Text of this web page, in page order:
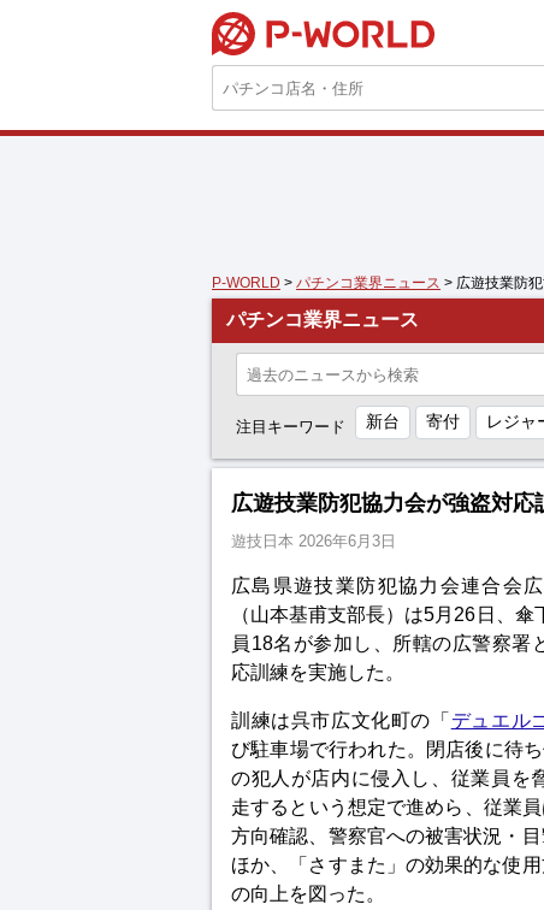
P-WORLD > パチンコ業界ニュース > 広遊技業防
パチンコ業界ニュース
注目キーワード 新台 寄付 レジャ
広遊技業防犯協力会が強盗対
遊技日本 2026年6月3日
広島県遊技業防犯協力会連合会
（山本基甫支部長）は5月26日、
員18名が参加し、所轄の広警察署
応訓練を実施した。
訓練は呉市広文化町の「 デュエル
び駐車場で行われた。閉店後に待
の犯人が店内に侵入し、従業員を
走するという想定で進めら、従業
方向確認、警察官への被害状況・
ほか、「さすまた」の効果的な使
の向上を図った。